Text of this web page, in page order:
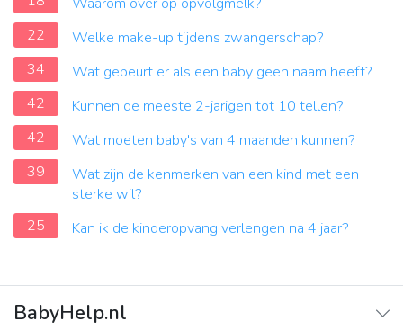
22
Welke make-up tijdens zwangerschap?
34
Wat gebeurt er als een baby geen naam heeft?
42
Kunnen de meeste 2-jarigen tot 10 tellen?
42
Wat moeten baby's van 4 maanden kunnen?
39
Wat zijn de kenmerken van een kind met een
sterke wil?
25
Kan ik de kinderopvang verlengen na 4 jaar?
BabyHelp.nl